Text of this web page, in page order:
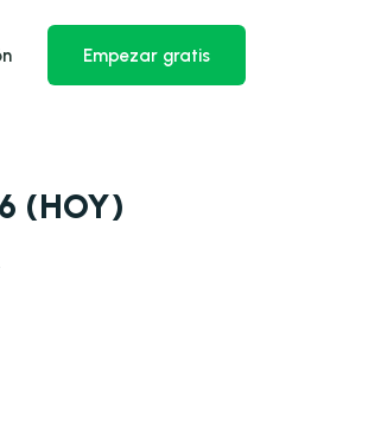
Empezar gratis
(HOY)